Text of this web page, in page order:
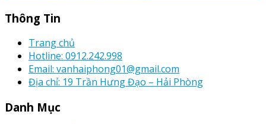
Thông Tin
Trang chủ
Hotline: 0912.242.998
Email: vanhaiphong01@gmail.com
Địa chỉ: 19 Trần Hưng Đạo – Hải Phòng
Danh Mục